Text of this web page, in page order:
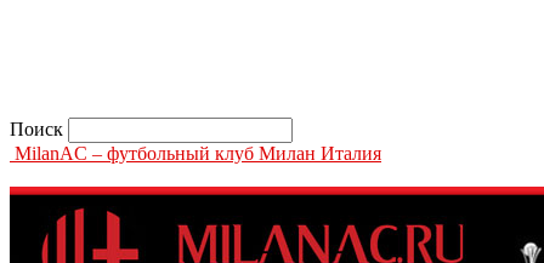
Поиск
MilanAC – футбольный клуб Милан Италия